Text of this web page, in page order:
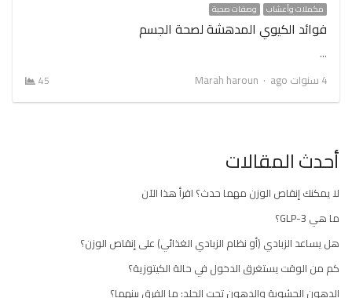
مكملات وأعشاب وصفات صحية
فوائد الكيوي المدهشة لصحة الجسم
…
4 سنوات ago
Author
Marah haroun
45
أحدث المقالات
لا يمكنك إنقاص الوزن مهما حدث؟ اقرأ هذا الآن
ما هي GLP-3؟
هل يساعد الزبادي (أو نظام الزبادي الغذائي) على إنقاص الوزن؟
كم من الوقت يستغرق الدخول في حالة الكيتوزية؟
الدهون الحشوية والدهون تحت الجلد: ما الفرق بينهما؟